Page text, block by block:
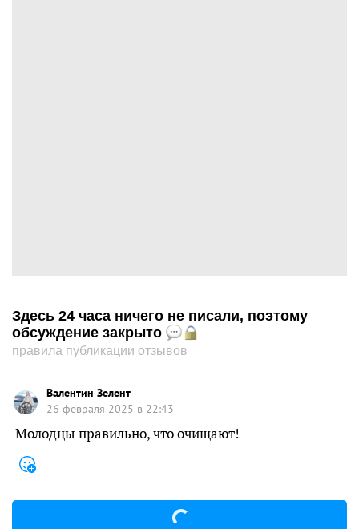
Здесь 24 часа ничего не писали, поэтому
обсуждение закрыто
правила публикации отзывов
Валентин Зелент
26 февраля 2025 в 22:43
Молодцы правильно, что очищают!